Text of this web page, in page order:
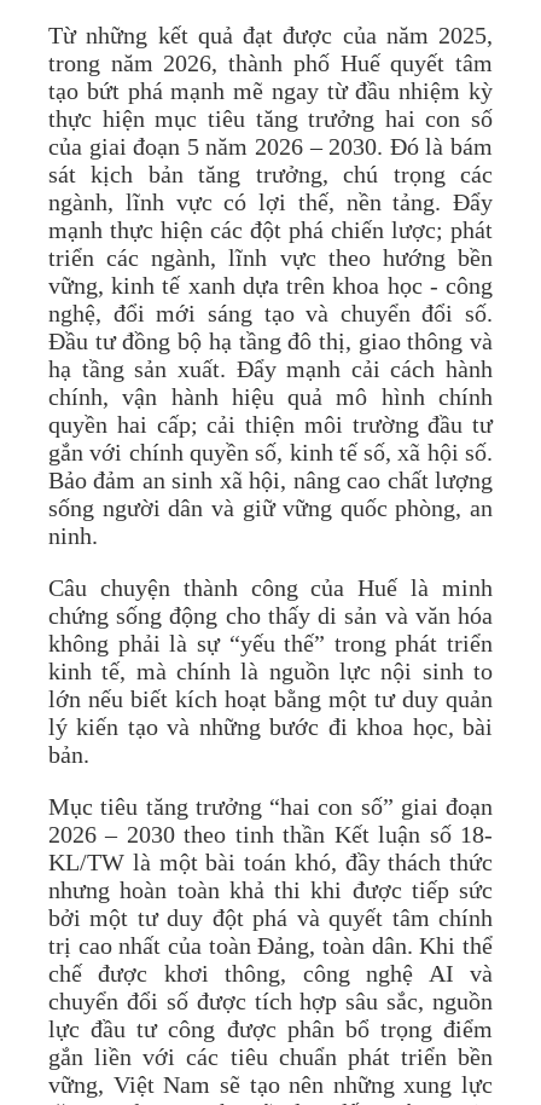
Từ những kết quả đạt được của năm 2025,
trong năm 2026, thành phố Huế quyết tâm
tạo bứt phá mạnh mẽ ngay từ đầu nhiệm kỳ
thực hiện mục tiêu tăng trưởng hai con số
của giai đoạn 5 năm 2026 – 2030. Đó là bám
sát kịch bản tăng trưởng, chú trọng các
ngành, lĩnh vực có lợi thế, nền tảng. Đẩy
mạnh thực hiện các đột phá chiến lược; phát
triển các ngành, lĩnh vực theo hướng bền
vững, kinh tế xanh dựa trên khoa học - công
nghệ, đổi mới sáng tạo và chuyển đổi số.
Đầu tư đồng bộ hạ tầng đô thị, giao thông và
hạ tầng sản xuất. Đẩy mạnh cải cách hành
chính, vận hành hiệu quả mô hình chính
quyền hai cấp; cải thiện môi trường đầu tư
gắn với chính quyền số, kinh tế số, xã hội số.
Bảo đảm an sinh xã hội, nâng cao chất lượng
sống người dân và giữ vững quốc phòng, an
ninh.
Câu chuyện thành công của Huế là minh
chứng sống động cho thấy di sản và văn hóa
không phải là sự “yếu thế” trong phát triển
kinh tế, mà chính là nguồn lực nội sinh to
lớn nếu biết kích hoạt bằng một tư duy quản
lý kiến tạo và những bước đi khoa học, bài
bản.
Mục tiêu tăng trưởng “hai con số” giai đoạn
2026 – 2030 theo tinh thần Kết luận số 18-
KL/TW là một bài toán khó, đầy thách thức
nhưng hoàn toàn khả thi khi được tiếp sức
bởi một tư duy đột phá và quyết tâm chính
trị cao nhất của toàn Đảng, toàn dân. Khi thể
chế được khơi thông, công nghệ AI và
chuyển đổi số được tích hợp sâu sắc, nguồn
lực đầu tư công được phân bổ trọng điểm
gắn liền với các tiêu chuẩn phát triển bền
vững, Việt Nam sẽ tạo nên những xung lực